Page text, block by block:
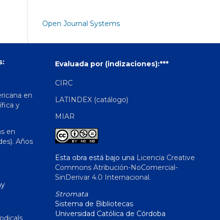
Open Journal Systems
en
y
en
Años
Evaluada por (indizaciones):***
CIRC
LATINDEX (catálogo)
MIAR
Esta obra está bajo una Licencia Creative
Commons Atribución-NoComercial-
SinDerivar 4.0 Internacional.
Stromata
Sistema de Bibliotecas
Universidad Católica de Córdoba